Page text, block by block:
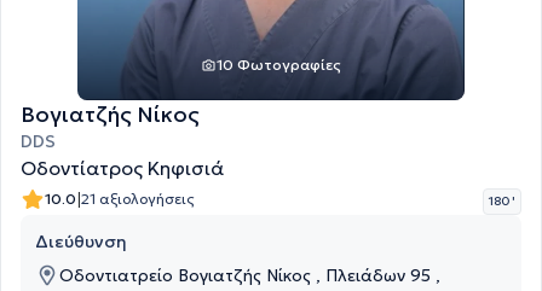
10 Φωτογραφίες
Βογιατζής Νίκος
DDS
Οδοντίατρος Κηφισιά
10.0|21 αξιολογήσεις 180 '
Διεύθυνση
Οδοντιατρείο Βογιατζής Νίκος , Πλειάδων 95 ,